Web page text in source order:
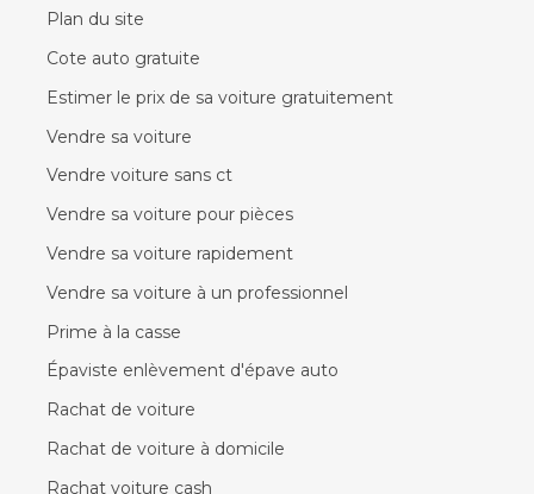
Plan du site
Cote auto gratuite
Estimer le prix de sa voiture gratuitement
Vendre sa voiture
Vendre voiture sans ct
Vendre sa voiture pour pièces
Vendre sa voiture rapidement
Vendre sa voiture à un professionnel
Prime à la casse
Épaviste enlèvement d'épave auto
Rachat de voiture
Rachat de voiture à domicile
Rachat voiture cash